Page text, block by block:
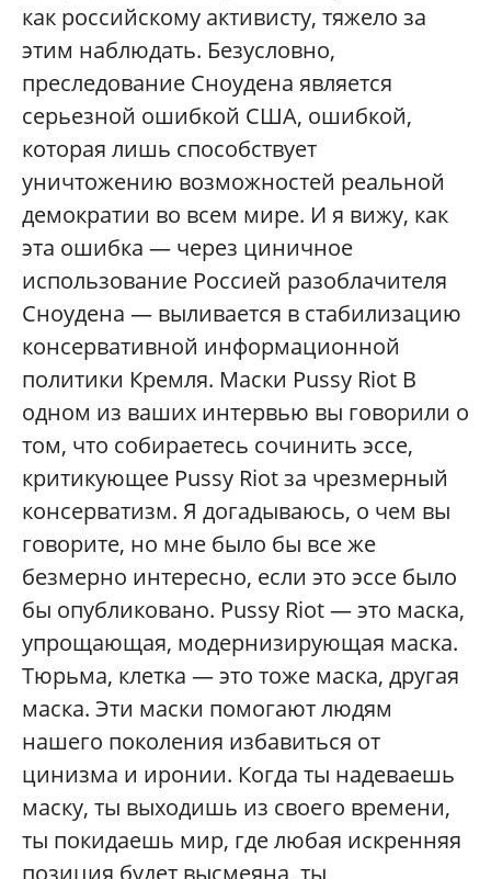
как российскому активисту, тяжело за
этим наблюдать. Безусловно,
преследование Сноудена является
серьезной ошибкой США, ошибкой,
которая лишь способствует
уничтожению возможностей реальной
демократии во всем мире. И я вижу, как
эта ошибка — через циничное
использование Россией разоблачителя
Сноудена — выливается в стабилизацию
консервативной информационной
политики Кремля. Маски Pussy Riot В
одном из ваших интервью вы говорили о
том, что собираетесь сочинить эссе,
критикующее Pussy Riot за чрезмерный
консерватизм. Я догадываюсь, о чем вы
говорите, но мне было бы все же
безмерно интересно, если это эссе было
бы опубликовано. Pussy Riot — это маска,
упрощающая, модернизирующая маска.
Тюрьма, клетка — это тоже маска, другая
маска. Эти маски помогают людям
нашего поколения избавиться от
цинизма и иронии. Когда ты надеваешь
маску, ты выходишь из своего времени,
ты покидаешь мир, где любая искренняя
позиция будет высмеяна, ты